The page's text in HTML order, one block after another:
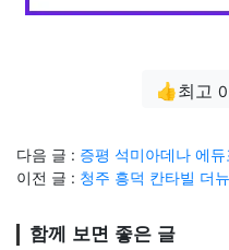
👍최고 0
다음 글 : 증평 석미아데나 에
이전 글 : 청주 흥덕 칸타빌 더
함께 보면 좋은 글